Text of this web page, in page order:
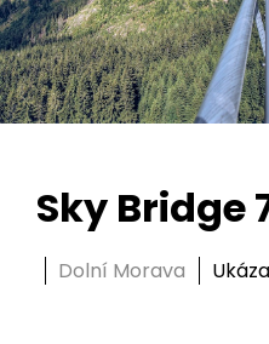
Sky Bridge
Dolní Morava